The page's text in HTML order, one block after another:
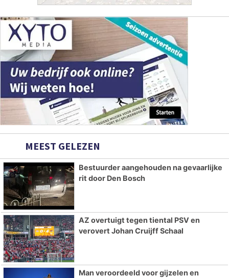
MEEST GELEZEN
Bestuurder aangehouden na gevaarlijke
rit door Den Bosch
AZ overtuigt tegen tiental PSV en
verovert Johan Cruijff Schaal
Man veroordeeld voor gijzelen en